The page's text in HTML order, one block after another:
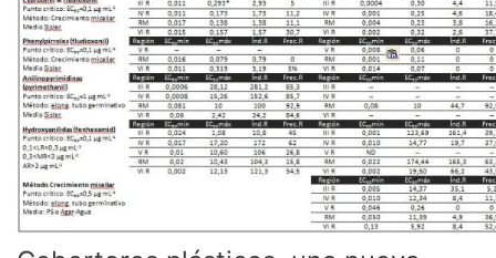
plásticos,
una
nueva
herramienta
para
la
sustentabilidad
del
kiwi
amarillo